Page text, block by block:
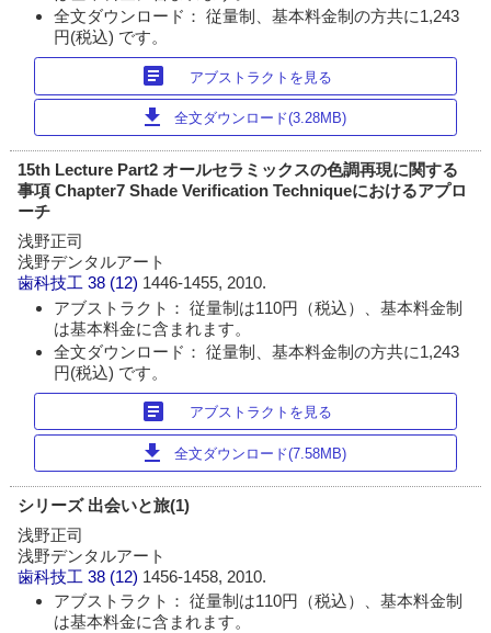
全文ダウンロード： 従量制、基本料金制の方共に1,243
円(税込) です。
article アブストラクトを見る
download 全文ダウンロード(3.28MB)
15th Lecture Part2 オールセラミックスの色調再現に関する
事項 Chapter7 Shade Verification Techniqueにおけるアプロ
ーチ
浅野正司
浅野デンタルアート
歯科技工 38 (12) 1446-1455, 2010.
アブストラクト： 従量制は110円（税込）、基本料金制
は基本料金に含まれます。
全文ダウンロード： 従量制、基本料金制の方共に1,243
円(税込) です。
article アブストラクトを見る
download 全文ダウンロード(7.58MB)
シリーズ 出会いと旅(1)
浅野正司
浅野デンタルアート
歯科技工 38 (12) 1456-1458, 2010.
アブストラクト： 従量制は110円（税込）、基本料金制
は基本料金に含まれます。